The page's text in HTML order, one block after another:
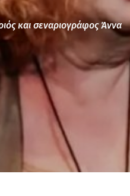
και σεναριογράφος Άννα